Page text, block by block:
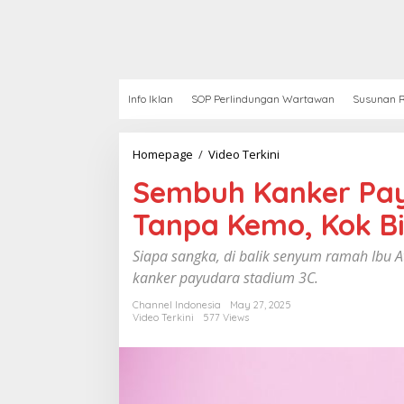
Info Iklan SOP Perlindungan Wartawan Susunan
Homepage / Video Terkini
m
b
u
h
K
n
k
P
Sembuh Kanker
Tanpa Kemo, Kok
Siapa sangka, di balik senyum ramah Ibu
kanker payudara stadium 3C.
Channel Indonesia
May 27, 2025
Video Terkini
577 Views